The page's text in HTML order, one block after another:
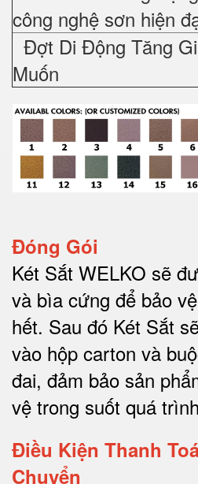
công nghệ sơn hiện
Đợt Di Động Tăng
Muốn
Đóng Gói
Két Sắt WELKO sẽ
và bìa cứng để bảo
hết. Sau đó Két Sắt
vào hộp carton và
đai, đảm bảo sản
vệ trong suốt quá
Điều Kiện Thanh
Chuyển